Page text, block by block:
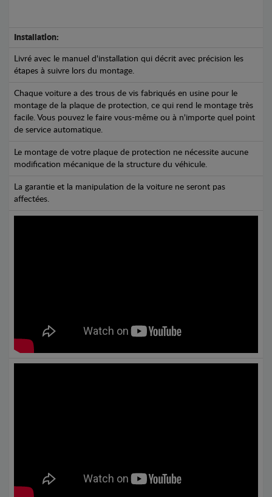
Installation:
Livré avec le manuel d'installation qui décrit avec précision les
étapes à suivre lors du montage.
Chaque voiture a des trous de vis fabriqués en usine pour le
montage de la plaque de protection, ce qui rend le montage très
facile. Vous pouvez le faire vous-même ou à n'importe quel point
de service automatique.
Le montage de votre plaque de protection ne nécessite aucune
modification mécanique de la structure du véhicule.
La garantie et la manipulation de la voiture ne seront pas
affectées.